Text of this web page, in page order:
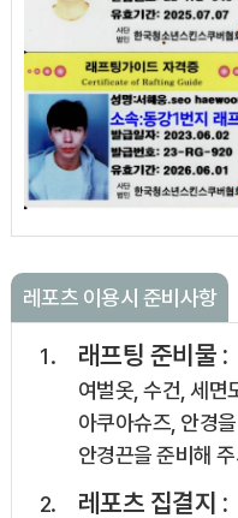
레포츠 이용시 준비사항
래프팅 준비물 :
여벌옷, 수건, 세면
아쿠아슈즈, 안경
안경끈을 준비해
레포츠 집결지 :